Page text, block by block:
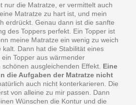
nur die Matratze, er vermittelt auch
Matratze zu hart ist, und mein
erdrückt. Genau dann ist die sanfte
des Toppers perfekt. Ein Topper ist
meine Matratze ein wenig zu weich
Dann hat die Stabilität eines
Topper aus wärmender
ausgleichenden Effekt. Eine
die Aufgaben der Matratze nicht
auch nicht konterkarieren. Die
von alleine zu mir passen. Dann
Wünschen die Kontur und die